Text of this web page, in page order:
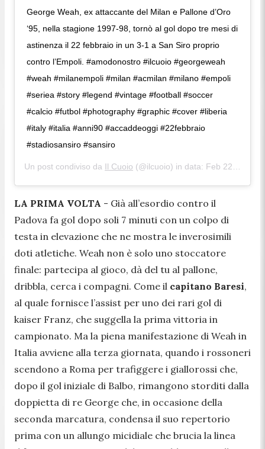
George Weah, ex attaccante del Milan e Pallone d’Oro
‘95, nella stagione 1997-98, tornò al gol dopo tre mesi di
astinenza il 22 febbraio in un 3-1 a San Siro proprio
contro l’Empoli. #amodonostro #ilcuoio #georgeweah
#weah #milanempoli #milan #acmilan #milano #empoli
#seriea #story #legend #vintage #football #soccer
#calcio #futbol #photography #graphic #cover #liberia
#italy #italia #anni90 #accaddeoggi #22febbraio
#stadiosansiro #sansiro
Un post condiviso da Il Cuoio (@ilcuoio) in data: Feb 22, 2019 at 3:28 PST
LA PRIMA VOLTA - Già all’esordio contro il
Padova fa gol dopo soli 7 minuti con un colpo di
testa in elevazione che ne mostra le inverosimili
doti atletiche. Weah non è solo uno stoccatore
finale: partecipa al gioco, dà del tu al pallone,
dribbla, cerca i compagni. Come il capitano Baresi,
al quale fornisce l’assist per uno dei rari gol di
kaiser Franz, che suggella la prima vittoria in
campionato. Ma la piena manifestazione di Weah in
Italia avviene alla terza giornata, quando i rossoneri
scendono a Roma per trafiggere i giallorossi che,
dopo il gol iniziale di Balbo, rimangono storditi dalla
doppietta di re George che, in occasione della
seconda marcatura, condensa il suo repertorio
prima con un allungo micidiale che brucia la linea